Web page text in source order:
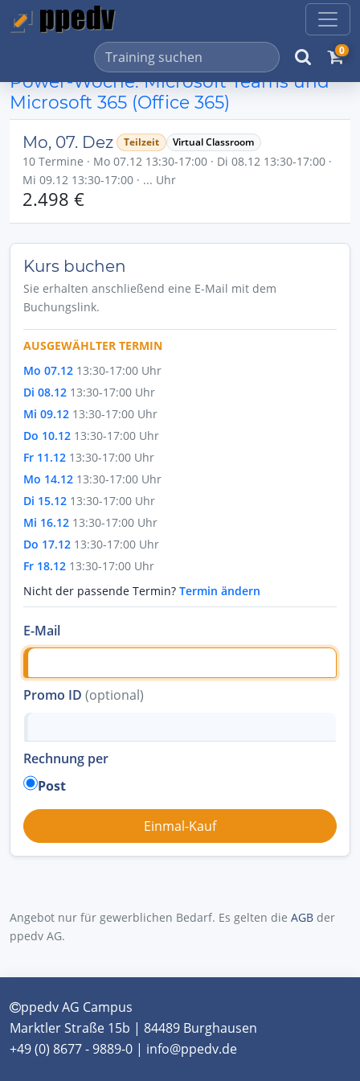
0
Power-Woche: Microsoft Teams und
Microsoft 365 (Office 365)
Mo, 07. Dez Teilzeit Virtual Classroom
10 Termine · Mo 07.12 13:30-17:00 · Di 08.12 13:30-17:00 ·
Mi 09.12 13:30-17:00 · ... Uhr
2.498 €
Kurs buchen
Sie erhalten anschließend eine E-Mail mit dem
Buchungslink.
AUSGEWÄHLTER TERMIN
Mo 07.12 13:30-17:00 Uhr
Di 08.12 13:30-17:00 Uhr
Mi 09.12 13:30-17:00 Uhr
Do 10.12 13:30-17:00 Uhr
Fr 11.12 13:30-17:00 Uhr
Mo 14.12 13:30-17:00 Uhr
Di 15.12 13:30-17:00 Uhr
Mi 16.12 13:30-17:00 Uhr
Do 17.12 13:30-17:00 Uhr
Fr 18.12 13:30-17:00 Uhr
Nicht der passende Termin? Termin ändern
E-Mail
Promo ID (optional)
Rechnung per
Post
Angebot nur für gewerblichen Bedarf. Es gelten die AGB der
ppedv AG.
ppedv AG Campus
Marktler Straße 15b | 84489 Burghausen
+49 (0) 8677 - 9889-0 | info@ppedv.de